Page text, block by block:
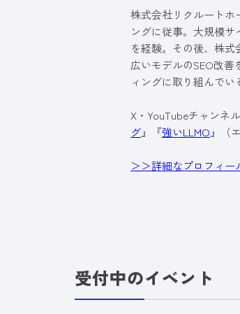
株式会社リクルートホ
ングに従事。大規模
を経験。その後、株
広いモデルのSEO改
ィングに取り組んでい
X・YouTubeチャンネ
グ』『強いLLMO 』（
＞＞詳細なプロフィー
受付中のイベント